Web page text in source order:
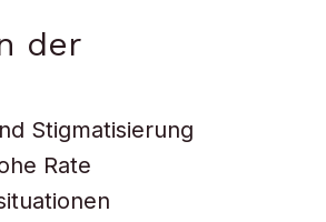
der
Stigmatisierung
Rate